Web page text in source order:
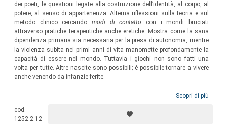
dei poeti, le questioni legate alla costruzione dell’identità, al corpo, al
potere, al senso di appartenenza. Alterna riflessioni sulla teoria e sul
metodo clinico cercando modi di contatto con i mondi bruciati
attraverso pratiche terapeutiche anche eretiche. Mostra come la sana
dipendenza primaria sia necessaria per la presa di autonomia, mentre
la violenza subita nei primi anni di vita manomette profondamente la
capacità di essere nel mondo. Tuttavia i giochi non sono fatti una
volta per tutte. Altre nascite sono possibili; è possibile tornare a vivere
anche venendo da infanzie ferite.
Scopri di più
cod.
1252.2.12